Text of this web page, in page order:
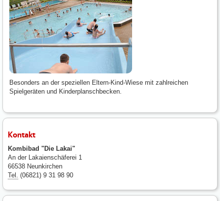
Besonders an der speziellen Eltern-Kind-Wiese mit zahlreichen
Spielgeräten und Kinderplanschbecken.
Kontakt
Kombibad "Die Lakai"
An der Lakaienschäferei 1
66538 Neunkirchen
Tel. (06821) 9 31 98 90